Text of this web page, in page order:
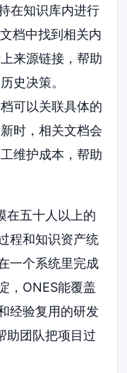
在知识库内进行
档中找到相关内
来源链接，帮助
史决策。
可以关联具体的
时，相关文档会
维护成本，帮助
在五十人以上的
程和知识资产统
一个系统里完成
，ONES能覆盖
经验复用的研发
助团队把项目过